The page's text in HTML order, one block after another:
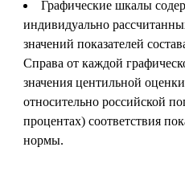
Графические шкалы
индивидуально
значений показателей
Справа от каждой
значения центильной оценки
относительно российской
процентах) соответствия
нормы.